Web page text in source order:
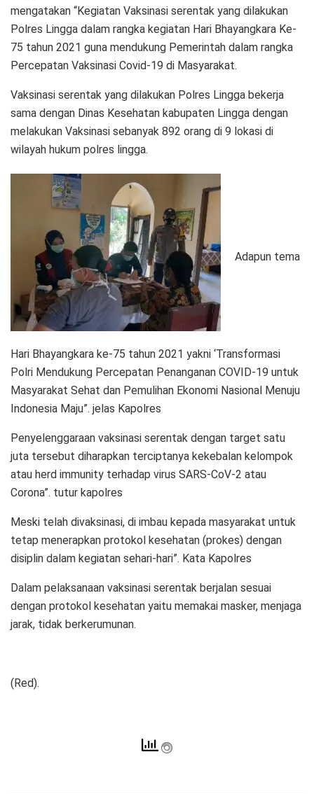
mengatakan “Kegiatan Vaksinasi serentak yang dilakukan
Polres Lingga dalam rangka kegiatan Hari Bhayangkara Ke-
75 tahun 2021 guna mendukung Pemerintah dalam rangka
Percepatan Vaksinasi Covid-19 di Masyarakat.
Vaksinasi serentak yang dilakukan Polres Lingga bekerja
sama dengan Dinas Kesehatan kabupaten Lingga dengan
melakukan Vaksinasi sebanyak 892 orang di 9 lokasi di
wilayah hukum polres lingga.
Adapun tema
Hari Bhayangkara ke-75 tahun 2021 yakni ‘Transformasi
Polri Mendukung Percepatan Penanganan COVID-19 untuk
Masyarakat Sehat dan Pemulihan Ekonomi Nasional Menuju
Indonesia Maju”. jelas Kapolres
Penyelenggaraan vaksinasi serentak dengan target satu
juta tersebut diharapkan terciptanya kekebalan kelompok
atau herd immunity terhadap virus SARS-CoV-2 atau
Corona”. tutur kapolres
Meski telah divaksinasi, di imbau kepada masyarakat untuk
tetap menerapkan protokol kesehatan (prokes) dengan
disiplin dalam kegiatan sehari-hari”. Kata Kapolres
Dalam pelaksanaan vaksinasi serentak berjalan sesuai
dengan protokol kesehatan yaitu memakai masker, menjaga
jarak, tidak berkerumunan.
(Red).